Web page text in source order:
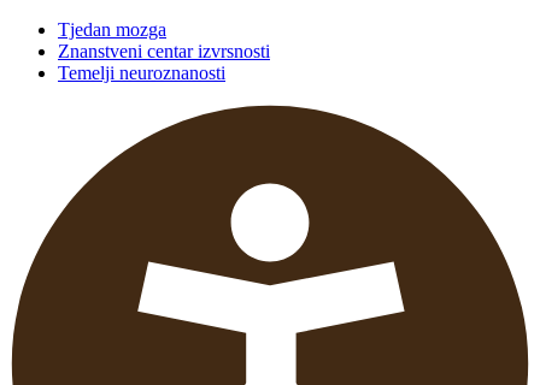
Tjedan mozga
Znanstveni centar izvrsnosti
Temelji neuroznanosti